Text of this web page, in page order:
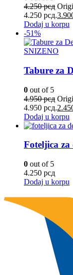
4.250рсд
4.250 рсд.
Dodaj u korpu
-51%
SNIZENO
Tabure za
0 out of 5
4.950рсд
4.950 рсд.
Dodaj u korpu
Foteljica
0 out of 5
4.250 рсд
Dodaj u korpu